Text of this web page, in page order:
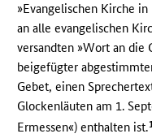
»Evangelischen Kirche in
an alle evangelischen
versandten »Wort an die
beigefügter
Gebet, einen
Glockenläuten am 1.
Ermessen«) enthalten ist.